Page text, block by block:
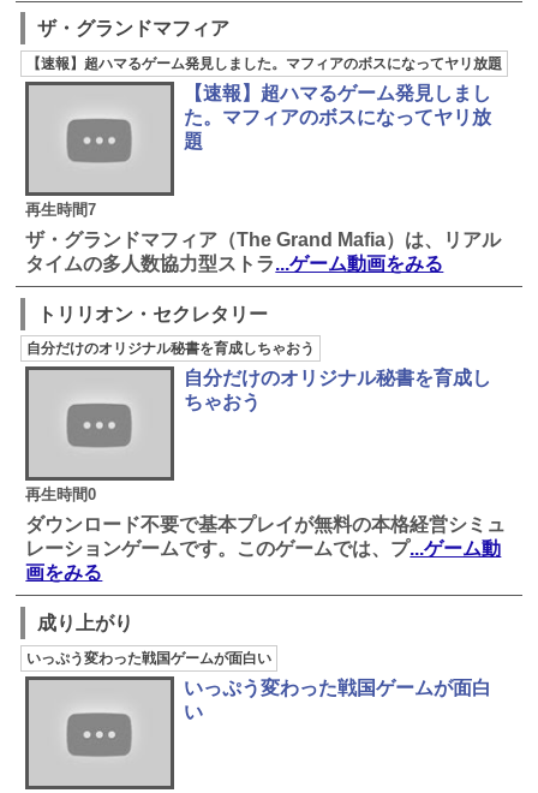
ザ・グランドマフィア
【速報】超ハマるゲーム発見しました。マフィアのボスになってヤリ放題
再生時間7
【速報】超ハマるゲーム発見しまし
た。マフィアのボスになってヤリ放
題
ザ・グランドマフィア（The Grand Mafia）は、リアル
タイムの多人数協力型ストラ...ゲーム動画をみる
トリリオン・セクレタリー
自分だけのオリジナル秘書を育成しちゃおう
再生時間0
自分だけのオリジナル秘書を育成し
ちゃおう
ダウンロード不要で基本プレイが無料の本格経営シミュ
レーションゲームです。このゲームでは、プ...ゲーム動
画をみる
成り上がり
いっぷう変わった戦国ゲームが面白い
いっぷう変わった戦国ゲームが面白
い